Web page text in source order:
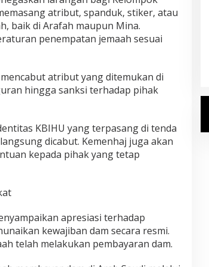
atribut, spanduk, stiker, atau
baik di Arafah maupun Mina.
penempatan jemaah sesuai
atribut yang ditemukan di
hingga sanksi terhadap pihak
KBIHU yang terpasang di tenda
dicabut. Kemenhaj juga akan
kepada pihak yang tetap
apresiasi terhadap
kewajiban dam secara resmi.
telah melakukan pembayaran dam.
Kemenhaj Umumkan Daftar
Jemaah Haji 2027